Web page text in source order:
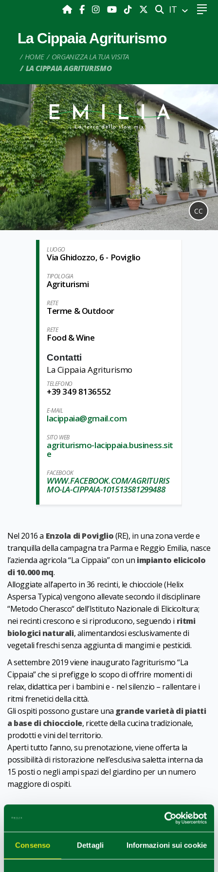
Consenso Dettagli Informazioni sui cookie
CERCA
IT
La Cippaia Agriturismo
HOME
ORGANIZZA LA TUA VISITA
LA CIPPAIA AGRITURISMO
CC
LUOGO
Via Ghidozzo, 6 - Poviglio
TIPOLOGIA
Agriturismi
RETE
Terme & Outdoor
RETE
Food & Wine
Contatti
La Cippaia Agriturismo
TELEFONO
+39 349 8136552
E-MAIL
lacippaia@gmail.com
SITO WEB
agriturismo-lacippaia.business.sit
e
FACEBOOK
WWW.FACEBOOK.COM/AGRITURIS
MO-LA-CIPPAIA-101513581299488
Nel 2016 a Enzola di Poviglio(RE), in una zona verde e
tranquilla della campagna tra Parma e Reggio Emilia, nasce
l’azienda agricola “La Cippaia” con un impianto elicicolo
di 10.000 mq.
Alloggiate all’aperto in 36 recinti, le chiocciole (Helix
Aspersa Typica) vengono allevate secondo il disciplinare
“Metodo Cherasco“ dell’Istituto Nazionale di Elicicoltura;
nei recinti crescono e si riproducono, seguendo i ritmi
biologici naturali, alimentandosi esclusivamente di
vegetali freschi senza aggiunta di mangimi e pesticidi.
A settembre 2019 viene inaugurato l’agriturismo “La
Cippaia” che si prefigge lo scopo di offrire momenti di
relax, didattica per i bambini e - nel silenzio – rallentare i
ritmi frenetici della città.
Gli ospiti possono gustare una grande varietà di piatti
a base di chiocciole, ricette della cucina tradizionale,
prodotti e vini del territorio.
Aperti tutto l’anno, su prenotazione, viene offerta la
possibilità di ristorazione nell’esclusiva saletta interna da
15 posti o negli ampi spazi del giardino per un numero
maggiore di ospiti.